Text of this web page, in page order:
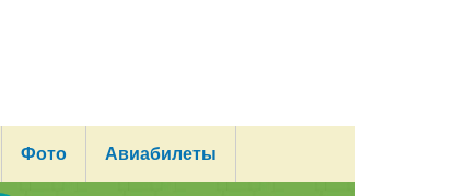
Фото Авиабилеты